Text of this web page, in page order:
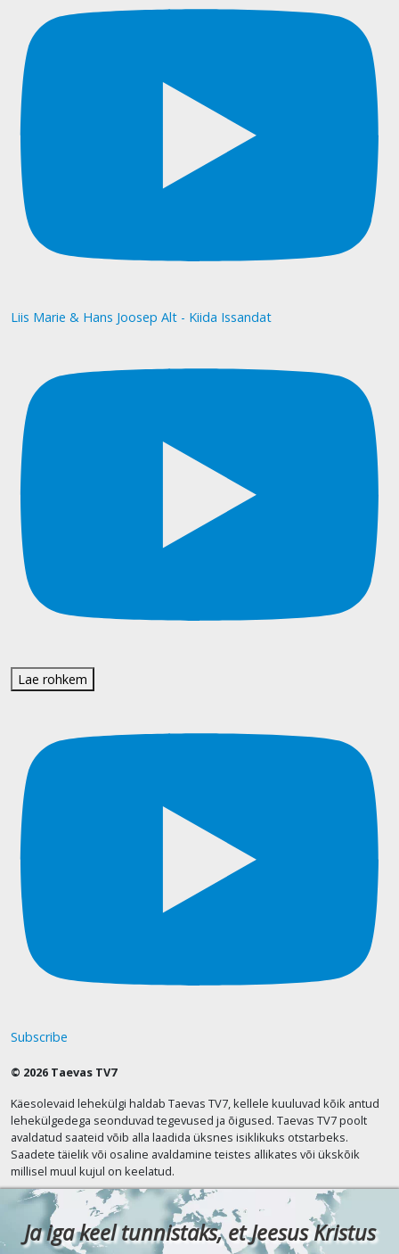
Liis Marie & Hans Joosep Alt - Kiida Issandat
Lae rohkem
Subscribe
© 2026 Taevas TV7
Käesolevaid lehekülgi haldab Taevas TV7, kellele kuuluvad kõik antud
lehekülgedega seonduvad tegevused ja õigused. Taevas TV7 poolt
avaldatud saateid võib alla laadida üksnes isiklikuks otstarbeks.
Saadete täielik või osaline avaldamine teistes allikates või ükskõik
millisel muul kujul on keelatud.
Ja iga keel tunnistaks, et Jeesus Kristus